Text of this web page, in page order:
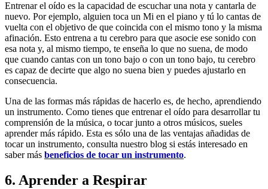
Entrenar el oído es la capacidad de escuchar una nota y cantarla de
nuevo. Por ejemplo, alguien toca un Mi en el piano y tú lo cantas de
vuelta con el objetivo de que coincida con el mismo tono y la misma
afinación. Esto entrena a tu cerebro para que asocie ese sonido con
esa nota y, al mismo tiempo, te enseña lo que no suena, de modo
que cuando cantas con un tono bajo o con un tono bajo, tu cerebro
es capaz de decirte que algo no suena bien y puedes ajustarlo en
consecuencia.
Una de las formas más rápidas de hacerlo es, de hecho, aprendiendo
un instrumento. Como tienes que entrenar el oído para desarrollar tu
comprensión de la música, o tocar junto a otros músicos, sueles
aprender más rápido. Esta es sólo una de las ventajas añadidas de
tocar un instrumento, consulta nuestro blog si estás interesado en
saber más beneficios de tocar un instrumento.
6. Aprender a Respirar